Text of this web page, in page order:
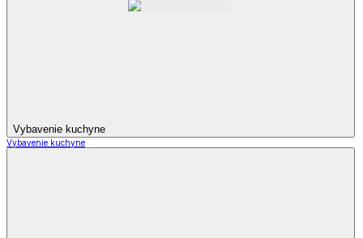
Vybavenie kuchyne
Vybavenie kuchyne